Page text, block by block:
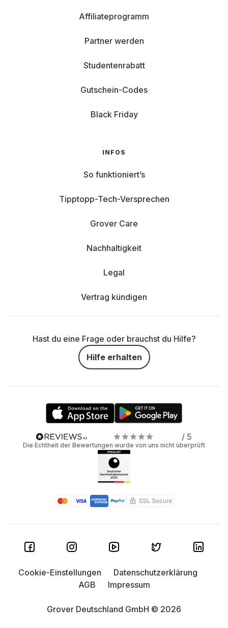
Affiliateprogramm
Partner werden
Studentenrabatt
Gutschein-Codes
Black Friday
INFOS
So funktioniert’s
Tipptopp-Tech-Versprechen
Grover Care
Nachhaltigkeit
Legal
Vertrag kündigen
Hast du eine Frage oder brauchst du Hilfe?
Hilfe erhalten
/ 5
Die Echtheit der Bewertungen wurde von uns nicht überprüft
Grover Deutschland GmbH © 2026
Cookie-Einstellungen
Datenschutzerklärung
AGB
Impressum